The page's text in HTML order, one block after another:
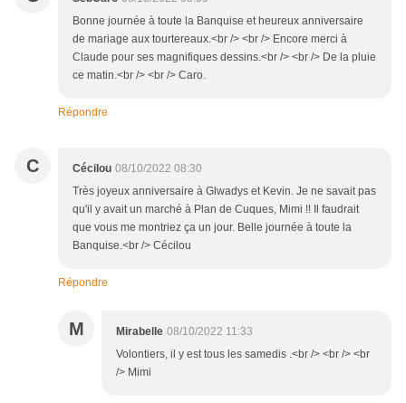
Bonne journée à toute la Banquise et heureux anniversaire
de mariage aux tourtereaux.<br /> <br /> Encore merci à
Claude pour ses magnifiques dessins.<br /> <br /> De la pluie
ce matin.<br /> <br /> Caro.
Répondre
C Cécilou 08/10/2022 08:30
Très joyeux anniversaire à Glwadys et Kevin. Je ne savait pas
qu'il y avait un marché à Plan de Cuques, Mimi !! Il faudrait
que vous me montriez ça un jour. Belle journée à toute la
Banquise.<br /> Cécilou
Répondre
M Mirabelle 08/10/2022 11:33
Volontiers, il y est tous les samedis .<br /> <br /> <br
/> Mimi